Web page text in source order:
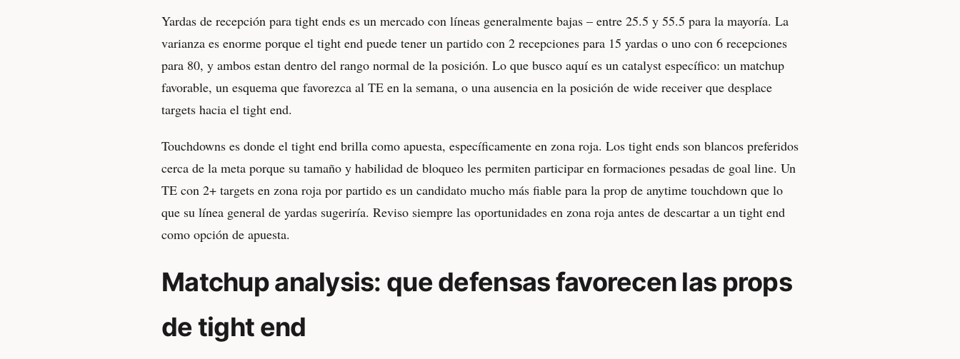
Yardas de recepción para tight ends es un mercado con líneas generalmente bajas – entre 25.5 y 55.5 para la mayoría. La
varianza es enorme porque el tight end puede tener un partido con 2 recepciones para 15 yardas o uno con 6 recepciones
para 80, y ambos estan dentro del rango normal de la posición. Lo que busco aquí es un catalyst específico: un matchup
favorable, un esquema que favorezca al TE en la semana, o una ausencia en la posición de wide receiver que desplace
targets hacia el tight end.
Touchdowns es donde el tight end brilla como apuesta, específicamente en zona roja. Los tight ends son blancos preferidos
cerca de la meta porque su tamaño y habilidad de bloqueo les permiten participar en formaciones pesadas de goal line. Un
TE con 2+ targets en zona roja por partido es un candidato mucho más fiable para la prop de anytime touchdown que lo
que su línea general de yardas sugeriría. Reviso siempre las oportunidades en zona roja antes de descartar a un tight end
como opción de apuesta.
Matchup analysis: que defensas favorecen las props
de tight end